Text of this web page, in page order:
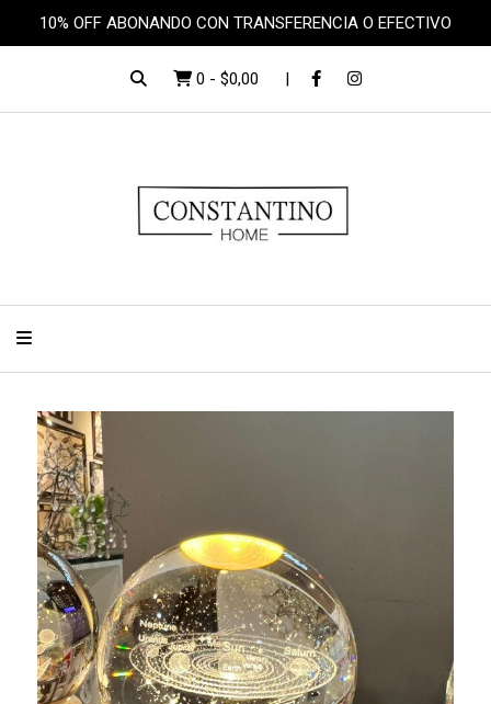
10% OFF ABONANDO CON TRANSFERENCIA O EFECTIVO
0 - $0,00